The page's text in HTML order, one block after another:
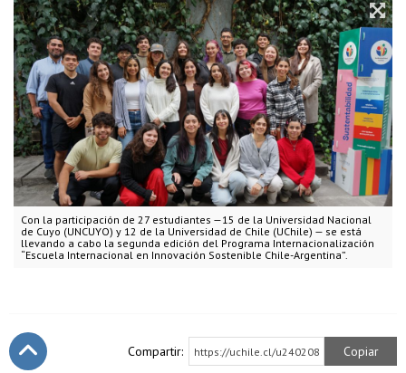
Con la participación de 27 estudiantes —15 de la Universidad Nacional
de Cuyo (UNCUYO) y 12 de la Universidad de Chile (UChile) — se está
llevando a cabo la segunda edición del Programa Internacionalización
“Escuela Internacional en Innovación Sostenible Chile-Argentina”.
Compartir: https://uchile.cl/u240208 Copiar